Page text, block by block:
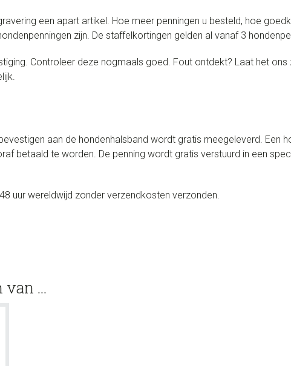
een apart artikel. Hoe meer penningen u besteld, hoe
zijn. De staffelkortingen gelden al vanaf 3
Controleer deze nogmaals goed. Fout ontdekt? Laat het
aan de hondenhalsband wordt gratis meegeleverd. Een
betaald te worden. De penning wordt gratis verstuurd in een
uur wereldwijd zonder verzendkosten verzonden.
van …